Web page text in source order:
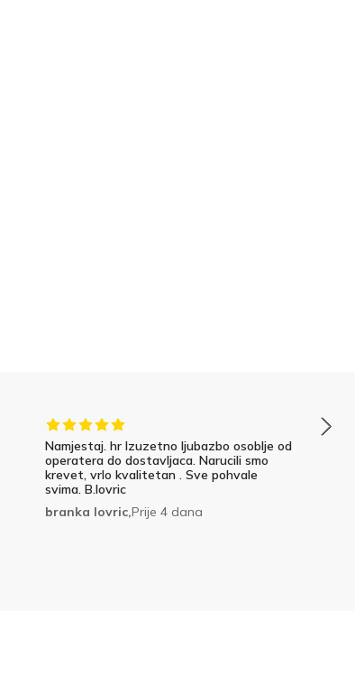
Namjestaj. hr Izuzetno ljubazbo osoblje od
operatera do dostavljaca. Narucili smo
krevet, vrlo kvalitetan . Sve pohvale
svima. B.lovric
branka lovric,Prije 4 dana